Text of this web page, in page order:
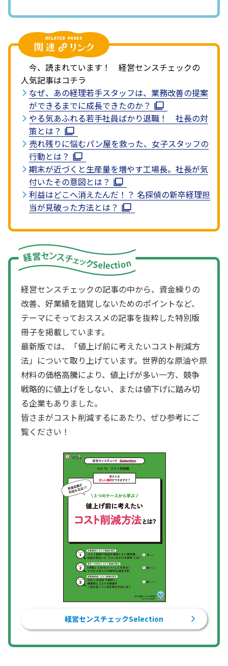
今、読まれています！ 経営センスチェックの
人気記事はコチラ
なぜ、あの経理若手スタッフは、業務改善の提案
ができるまでに成長できたのか？
やる気あふれる若手社員ばかり退職！ 社長の対
策とは？
売れ残りに悩むパン屋を救った、女子スタッフの
行動とは？
期末が近づくと生産量を増やす工場長。社長が気
付いたその意図とは？
利益はどこへ消えたんだ！？ 名探偵の新卒経理担
当が見破った方法とは？
経営センスチェックの記事の中から、資金繰りの
改善、好業績を錯覚しないためのポイントなど、
テーマにそっておススメの記事を抜粋した特別版
冊子を掲載しています。
最新版では、「値上げ前に考えたいコスト削減方
法」について取り上げています。世界的な原油や原
材料の価格高騰により、値上げが多い一方、競争
戦略的に値上げをしない、または値下げに踏み切
る企業もありました。
皆さまがコスト削減するにあたり、ぜひ参考にご
覧ください！
経営センスチェックSelection